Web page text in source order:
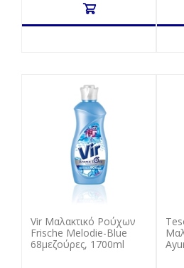
Vir Μαλακτικό Ρούχων
Frische Melodie-Blue
68μεζούρες, 1700ml